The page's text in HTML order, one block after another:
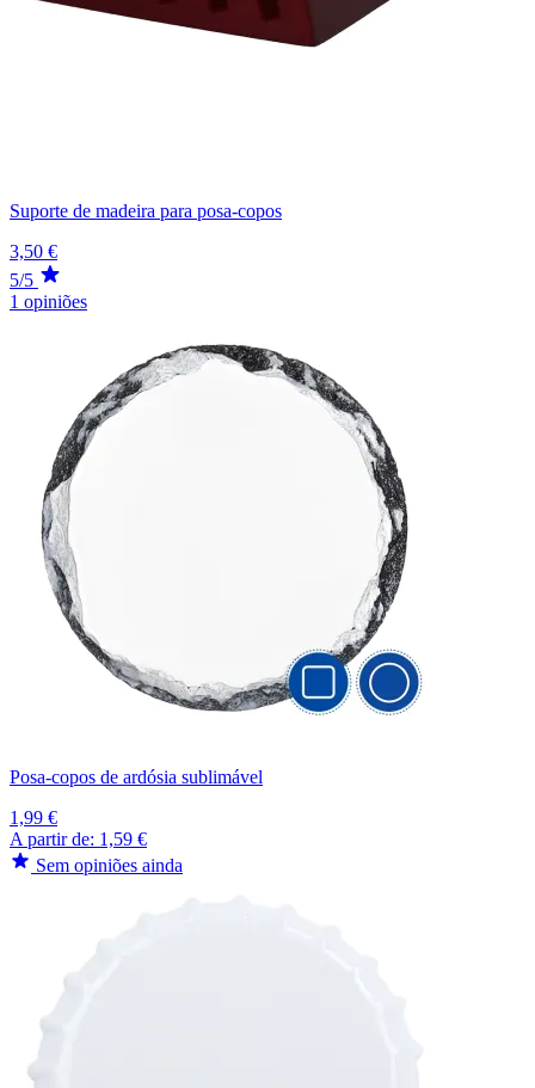
Suporte de madeira para posa-copos
3,50 €
5/5
1 opiniões
Posa-copos de ardósia sublimável
1,99 €
A partir de: 1,59 €
Sem opiniões ainda